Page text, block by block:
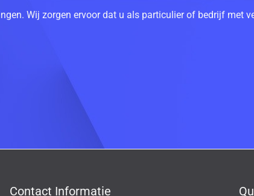
Wij zorgen ervoor dat u als particulier of bedrijf met
Contact Informatie